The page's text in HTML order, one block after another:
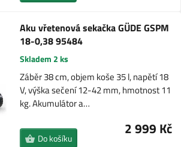
Aku vřetenová sekačka GÜDE GSPM
18-0,38 95484
Skladem 2 ks
Záběr 38 cm, objem koše 35 l, napětí 18
V, výška sečení 12-42 mm, hmotnost 11
kg. Akumulátor a…
2 999 Kč
Do košíku